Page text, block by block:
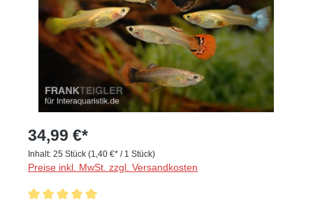
34,99 €*
Inhalt: 25 Stück (1,40 €* / 1 Stück)
Preise inkl. MwSt. zzgl. Versandkosten